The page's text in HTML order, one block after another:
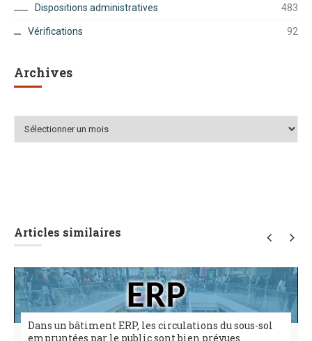
Dispositions administratives 483
Vérifications 92
Archives
Archives
Articles similaires
Dans un bâtiment ERP, les circulations du sous-sol
empruntées par le public sont bien prévues